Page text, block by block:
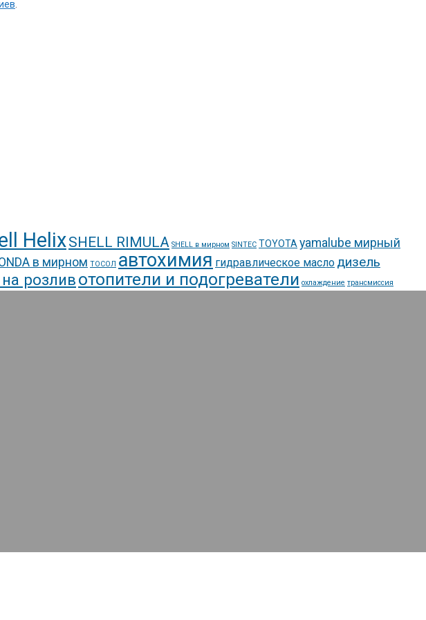
HelixSHELL RIMULA SHELL в мирном SINTEC TOYOTA yamalube мирный
в мирном ТОСОЛ автохимия гидравлическое масло дизель
розливотопители и подогреватели охлаждение трансмиссия